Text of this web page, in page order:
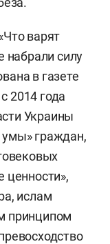
варят
набрали силу
в газете
2014 года
Украины
умы» граждан,
ценности»,
ислам
принципом